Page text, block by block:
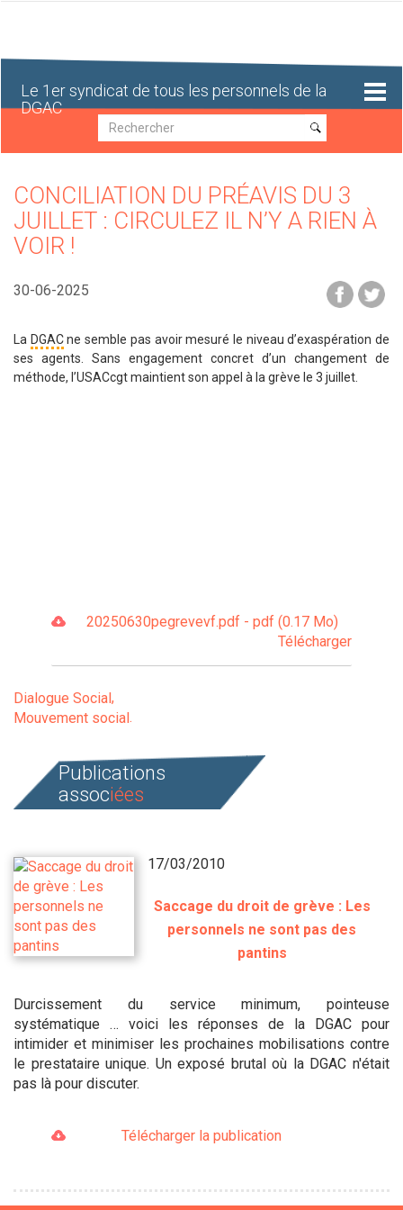
Le 1er syndicat de tous les personnels de la
DGAC
Recherche
Recherche
CONCILIATION DU PRÉAVIS DU 3
JUILLET : CIRCULEZ IL N’Y A RIEN À
VOIR !
30-06-2025
La DGACne semble pas avoir mesuré le niveau d’exaspération de
ses agents. Sans engagement concret d’un changement de
méthode, l’USACcgt maintient son appel à la grève le 3 juillet.
20250630pegrevevf.pdf - pdf (0.17 Mo)
Télécharger
Dialogue Social
Mouvement social
Publications
associées
17/03/2010
Saccage du droit de grève : Les
personnels ne sont pas des
pantins
Durcissement du service minimum, pointeuse
systématique … voici les réponses de la DGAC pour
intimider et minimiser les prochaines mobilisations contre
le prestataire unique. Un exposé brutal où la DGAC n'était
pas là pour discuter.
Télécharger la publication